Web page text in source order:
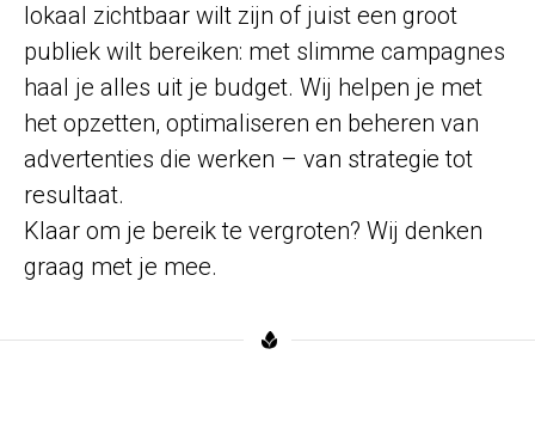
lokaal zichtbaar wilt zijn of juist een groot
publiek wilt bereiken: met slimme campagnes
haal je alles uit je budget. Wij helpen je met
het opzetten, optimaliseren en beheren van
advertenties die werken – van strategie tot
resultaat.
Klaar om je bereik te vergroten? Wij denken
graag met je mee.